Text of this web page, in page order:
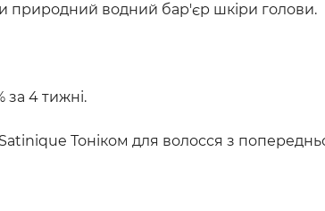
природний водний бар'єр шкіри голови.
за 4 тижні.
Тоніком для волосся з